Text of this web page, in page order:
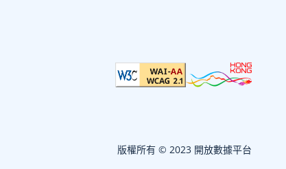
版權所有 © 2023 開放數據平台